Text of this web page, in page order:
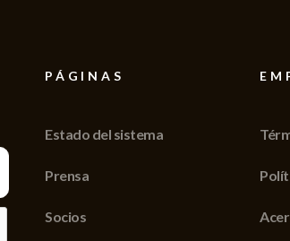
PÁGINAS
Estado del sistema
Prensa
Socios